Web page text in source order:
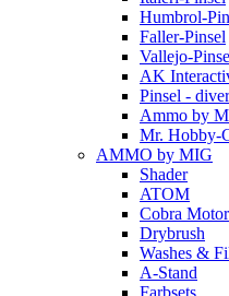
Humbrol-
Faller-Pinsel
Vallejo-
AK
Pinsel -
Ammo by
Mr. Hobby-
AMMO by MIG
Shader
ATOM
Cobra Motor
Drybrush
Washes &
A-Stand
Farbsets